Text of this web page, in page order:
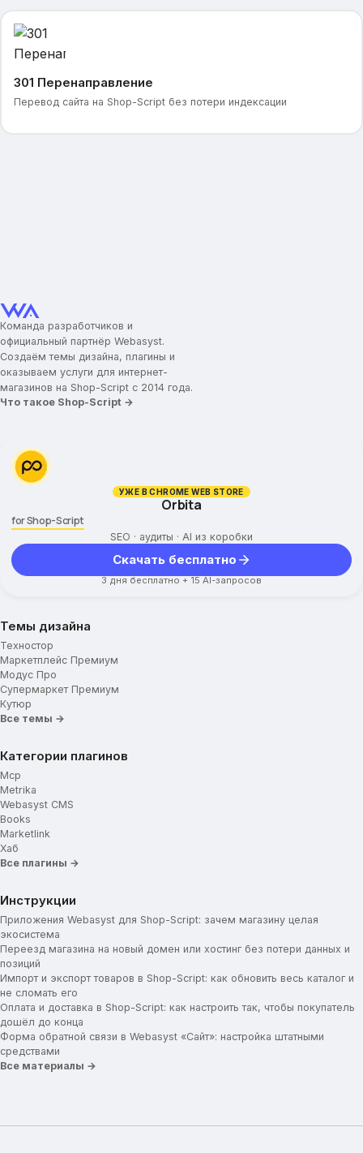
301 Перенаправление
Перевод сайта на Shop-Script без потери индексации
Команда разработчиков и
официальный партнёр Webasyst.
Создаём темы дизайна, плагины и
оказываем услуги для интернет-
магазинов на Shop-Script с 2014 года.
Что такое Shop-Script →
УЖЕ В CHROME WEB STORE
Orbita
for Shop-Script
SEO · аудиты · AI из коробки
Скачать бесплатно
3 дня бесплатно + 15 AI-запросов
Темы дизайна
Техностор
Маркетплейс Премиум
Модус Про
Супермаркет Премиум
Кутюр
Все темы →
Категории плагинов
Mcp
Metrika
Webasyst CMS
Books
Marketlink
Хаб
Все плагины →
Инструкции
Приложения Webasyst для Shop-Script: зачем магазину целая
экосистема
Переезд магазина на новый домен или хостинг без потери данных и
позиций
Импорт и экспорт товаров в Shop-Script: как обновить весь каталог и
не сломать его
Оплата и доставка в Shop-Script: как настроить так, чтобы покупатель
дошёл до конца
Форма обратной связи в Webasyst «Сайт»: настройка штатными
средствами
Все материалы →